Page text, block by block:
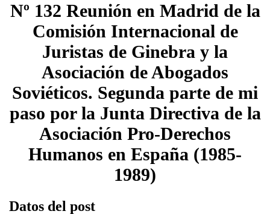
Nº 132 Reunión en Madrid de la
Comisión Internacional de
Juristas de Ginebra y la
Asociación de Abogados
Soviéticos. Segunda parte de mi
paso por la Junta Directiva de la
Asociación Pro-Derechos
Humanos en España (1985-
1989)
Datos del post